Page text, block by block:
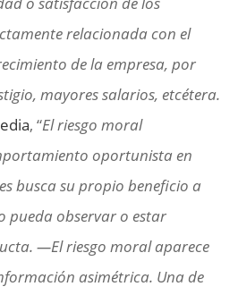
relacionada con el
de la empresa, por
mayores salarios, etcétera.
, “El riesgo moral
oportunista en
busca su propio beneficio a
pueda observar o estar
―El riesgo moral aparece
asimétrica. Una de